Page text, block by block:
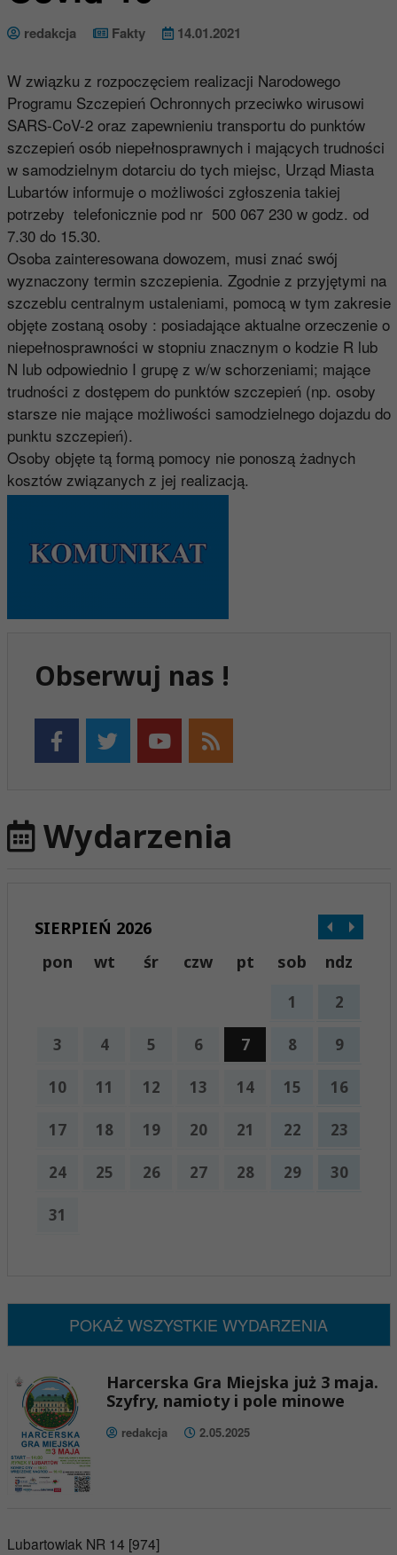
redakcja Fakty 14.01.2021
W związku z rozpoczęciem realizacji Narodowego
Programu Szczepień Ochronnych przeciwko wirusowi
SARS-CoV-2 oraz zapewnieniu transportu do punktów
szczepień osób niepełnosprawnych i mających trudności
w samodzielnym dotarciu do tych miejsc, Urząd Miasta
Lubartów informuje o możliwości zgłoszenia takiej
potrzeby telefonicznie pod nr 500 067 230 w godz. od
7.30 do 15.30.
Osoba zainteresowana dowozem, musi znać swój
wyznaczony termin szczepienia. Zgodnie z przyjętymi na
szczeblu centralnym ustaleniami, pomocą w tym zakresie
objęte zostaną osoby : posiadające aktualne orzeczenie o
niepełnosprawności w stopniu znacznym o kodzie R lub
N lub odpowiednio I grupę z w/w schorzeniami; mające
trudności z dostępem do punktów szczepień (np. osoby
starsze nie mające możliwości samodzielnego dojazdu do
punktu szczepień).
Osoby objęte tą formą pomocy nie ponoszą żadnych
kosztów związanych z jej realizacją.
Obserwuj nas !
Wydarzenia
SIERPIEŃ 2026
pon
wt śr czw pt sob ndz
1 2
3 4 5 6 7 8 9
10 11 12 13 14 15 16
17 18 19 20 21 22 23
24 25 26 27 28 29 30
31
POKAŻ WSZYSTKIE WYDARZENIA
Harcerska Gra Miejska już 3 maja.
Szyfry, namioty i pole minowe
redakcja 2.05.2025
Lubartowiak NR 14 [974]